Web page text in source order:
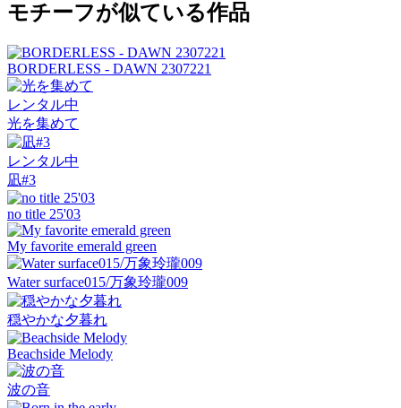
モチーフが似ている作品
BORDERLESS - DAWN 2307221
レンタル中
光を集めて
レンタル中
凪#3
no title 25'03
My favorite emerald green
Water surface015/万象玲瓏009
穏やかな夕暮れ
Beachside Melody
波の音